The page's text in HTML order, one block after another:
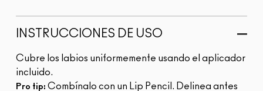
INSTRUCCIONES DE USO
Cubre los labios uniformemente usando el aplicador
incluido.
Pro tip: Combínalo con un Lip Pencil. Delinea antes